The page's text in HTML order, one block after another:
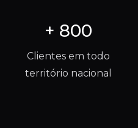
+ 800
Clientes em todo
território nacional